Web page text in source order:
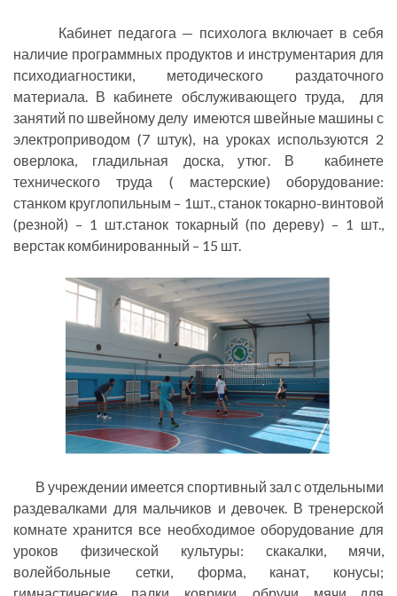
Кабинет педагога — психолога включает в себя
наличие программных продуктов и инструментария для
психодиагностики, методического раздаточного
материала. В кабинете обслуживающего труда, для
занятий по швейному делу имеются швейные машины с
электроприводом (7 штук), на уроках используются 2
оверлока, гладильная доска, утюг. В кабинете
технического труда ( мастерские) оборудование:
станком круглопильным – 1шт., станок токарно-винтовой
(резной) – 1 шт.станок токарный (по дереву) – 1 шт.,
верстак комбинированный – 15 шт.
В учреждении имеется спортивный зал с отдельными
раздевалками для мальчиков и девочек. В тренерской
комнате хранится все необходимое оборудование для
уроков физической культуры: скакалки, мячи,
волейбольные сетки, форма, канат, конусы;